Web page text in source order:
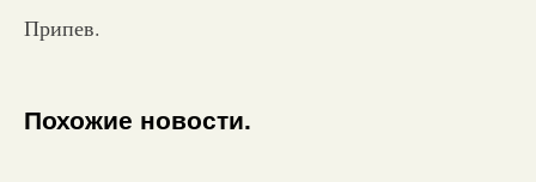
Припев.
Похожие новости.